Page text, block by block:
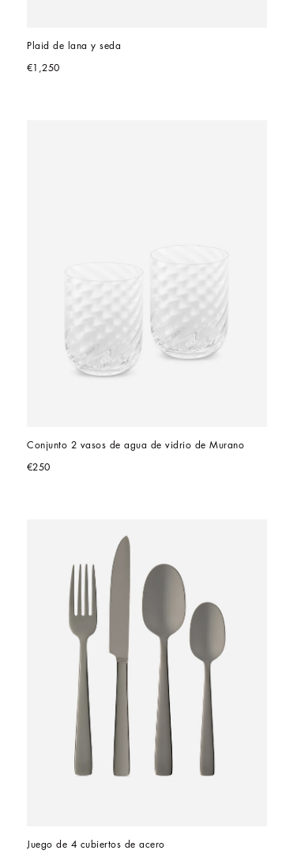
Plaid de lana y seda
€1,250
Conjunto 2 vasos de agua de vidrio de Murano
€250
Juego de 4 cubiertos de acero